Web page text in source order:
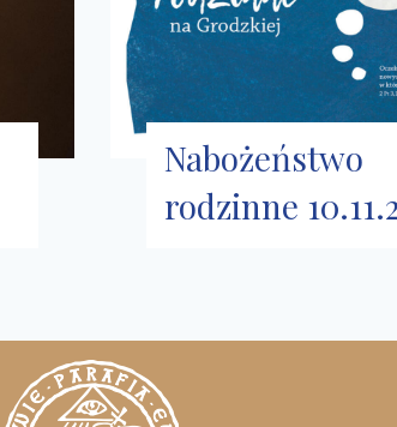
Nabożeństwo
rodzinne